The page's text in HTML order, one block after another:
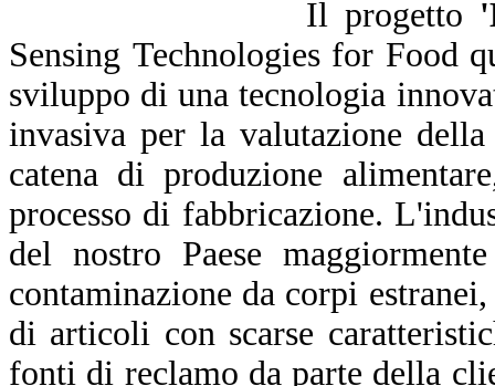
Il progetto
Sensing Technologies for Food
sviluppo di una tecnologia
invasiva per la valutazione
catena di produzione
processo di fabbricazione.
del nostro Paese
contaminazione da corpi
di articoli con scarse
fonti di reclamo da parte della